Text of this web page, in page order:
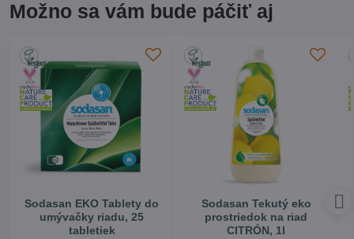
Možno sa vám bude páčiť aj
Sodasan EKO Tablety do
umývačky riadu, 25
tabletiek
Sodasan Tekutý eko
prostriedok na riad
CITRÓN, 1l